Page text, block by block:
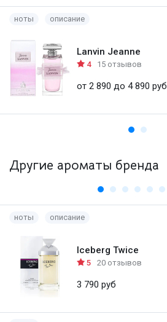
ноты описание
Lanvin Jeanne
4 15 отзывов
от 2 890 до 4 890 руб
Другие ароматы бренда
ноты описание
Iceberg Twice
5 20 отзывов
3 790 руб